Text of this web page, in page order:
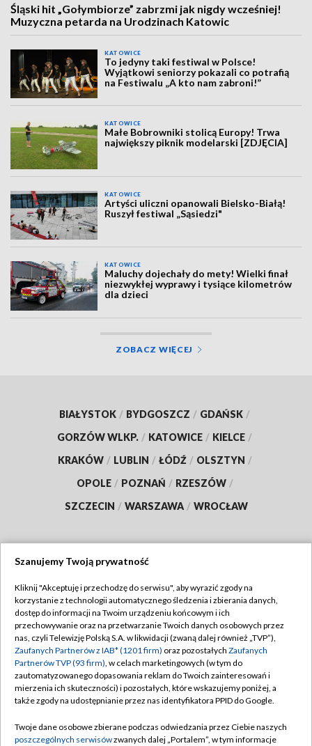
Śląski hit „Gołymbiorze” zabrzmi jak nigdy wcześniej!
Muzyczna petarda na Urodzinach Katowic
KATOWICE
To jedyny taki festiwal w Polsce!
Wyjątkowi seniorzy pokazali co potrafią
na Festiwalu „A kto nam zabroni!”
KATOWICE
Małe Bobrowniki stolicą Europy! Trwa
największy piknik modelarski [ZDJĘCIA]
KATOWICE
Artyści uliczni opanowali Bielsko-Białą!
Ruszył festiwal „Sąsiedzi"
KATOWICE
Maluchy dojechały do mety! Wielki finał
niezwykłej wyprawy i tysiące kilometrów
dla dzieci
ZOBACZ WIĘCEJ
BIAŁYSTOK / BYDGOSZCZ / GDAŃSK /
GORZÓW WLKP. / KATOWICE / KIELCE /
KRAKÓW / LUBLIN / ŁÓDŹ / OLSZTYN /
OPOLE / POZNAŃ / RZESZÓW /
SZCZECIN / WARSZAWA / WROCŁAW
TVP
Abonament TVP
Emisja w TVP
Centrum informacji TVP
Naziemna Telewizja Cyfrowa
Rada Programowa
Regulamin TVP
Polityka prywatności
Moje zgody
Pomoc
Kontakt
Szanujemy Twoją prywatność
Kliknij "Akceptuję i przechodzę do serwisu", aby wyrazić zgody na
korzystanie z technologii automatycznego śledzenia i zbierania danych,
dostęp do informacji na Twoim urządzeniu końcowym i ich
przechowywanie oraz na przetwarzanie Twoich danych osobowych przez
nas, czyli Telewizję Polską S.A. w likwidacji (zwaną dalej również „TVP”),
Zaufanych Partnerów z IAB* (1201 firm) oraz pozostałych Zaufanych
Partnerów TVP (93 firm), w celach marketingowych (w tym do
zautomatyzowanego dopasowania reklam do Twoich zainteresowań i
mierzenia ich skuteczności) i pozostałych, które wskazujemy poniżej, a
także zgody na udostępnianie przez nas identyfikatora PPID do Google.
Twoje dane osobowe zbierane podczas odwiedzania przez Ciebie naszych
poszczególnych serwisówzwanych dalej „Portalem”, w tym informacje